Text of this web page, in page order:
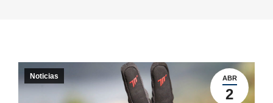
ABR
2
Noticias